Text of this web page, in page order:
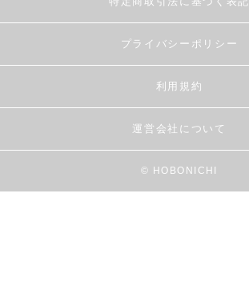
プライバシーポリシー
利用規約
運営会社について
© HOBONICHI